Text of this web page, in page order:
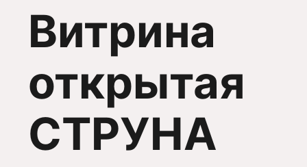
Витрина
открытая
СТРУНА